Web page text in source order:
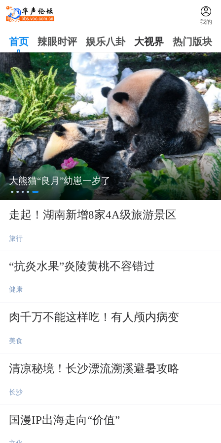
我的
首页 辣眼时评 娱乐八卦 大视界 热门版块
大熊猫“良月”幼崽一岁了
走起！湖南新增8家4A级旅游景区
旅行
“抗炎水果”炎陵黄桃不容错过
健康
肉千万不能这样吃！有人颅内病变
美食
清凉秘境！长沙漂流溯溪避暑攻略
长沙
国漫IP出海走向“价值”